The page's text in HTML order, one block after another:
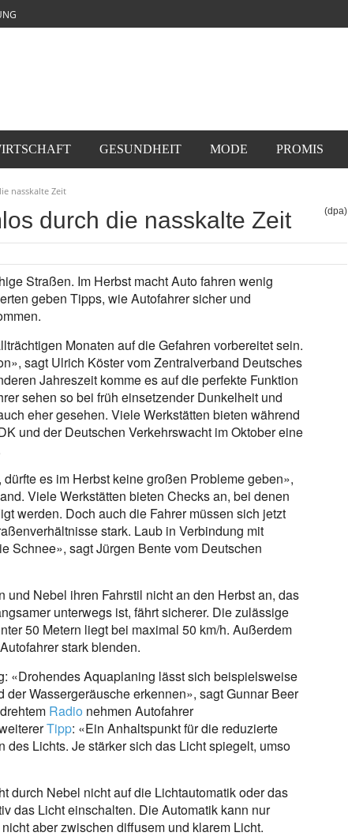
GESUNDHEIT MODE PROMIS
nasskalte Zeit
durch die nasskalte Zeit (dpa)
Straßen. Im Herbst macht Auto fahren wenig
geben Tipps, wie Autofahrer sicher und
Monaten auf die Gefahren vorbereitet sein.
sagt Ulrich Köster vom Zentralverband Deutsches
Jahreszeit komme es auf die perfekte Funktion
sehen so bei früh einsetzender Dunkelheit und
eher gesehen. Viele Werkstätten bieten während
und der Deutschen Verkehrswacht im Oktober eine
es im Herbst keine großen Probleme geben»,
Viele Werkstätten bieten Checks an, bei denen
werden. Doch auch die Fahrer müssen sich jetzt
stark. Laub in Verbindung mit
Schnee», sagt Jürgen Bente vom Deutschen
Nebel ihren Fahrstil nicht an den Herbst an, das
unterwegs ist, fährt sicherer. Die zulässige
50 Metern liegt bei maximal 50 km/h. Außerdem
stark blenden.
«Drohendes Aquaplaning lässt sich beispielsweise
Wassergeräusche erkennen», sagt Gunnar Beer
Radio nehmen Autofahrer
Tipp: «Ein Anhaltspunkt für die reduzierte
Lichts. Je stärker sich das Licht spiegelt, umso
durch Nebel nicht auf die Lichtautomatik oder das
das Licht einschalten. Die Automatik kann nur
aber zwischen diffusem und klarem Licht.